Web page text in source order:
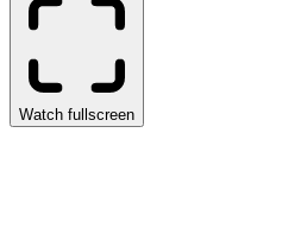
Watch fullscreen